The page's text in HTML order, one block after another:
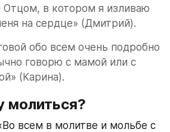
в котором я изливаю
на сердце» (Дмитрий).
обо всем очень подробно
говорю с мамой или с
(Карина).
молиться?
всем в молитве и мольбе с